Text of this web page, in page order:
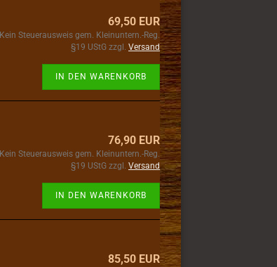
69,50 EUR
Kein Steuerausweis gem. Kleinuntern.-Reg.
§19 UStG zzgl. Versand
IN DEN WARENKORB
76,90 EUR
Kein Steuerausweis gem. Kleinuntern.-Reg.
§19 UStG zzgl. Versand
IN DEN WARENKORB
85,50 EUR